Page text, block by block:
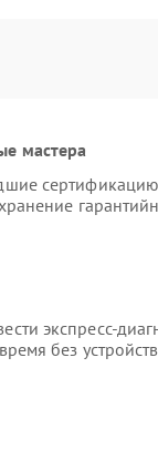
мастера
экспресс-
без